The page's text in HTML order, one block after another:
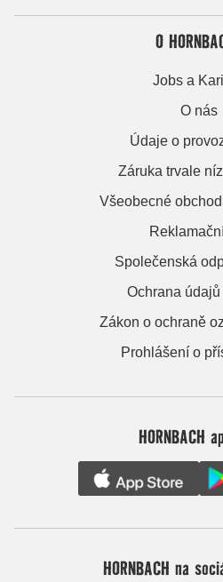
O
Jobs a
O nás
Údaje o
Záruka trvale
Všeobecné
Společenská
Ochrana
Zákon o ochraně
Prohlášení o
HORNBACH
HORNBACH na